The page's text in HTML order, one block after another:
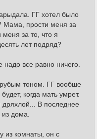
ГГ хотел было
Мама, прости меня за
за то, что я
лет подряд?
все равно ничего.
тоном. ГГ вообше
когда мать умрет.
дряхлой... В последнее
дома.
из комнаты, он с